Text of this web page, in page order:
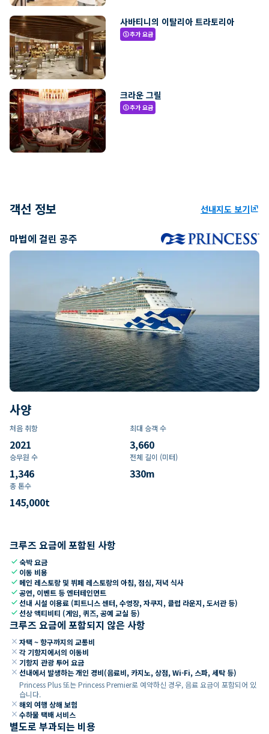
사바티니의 이탈리아 트라토리아
paid추가 요금
크라운 그릴
paid추가 요금
객선 정보 선내지도 보기ungroup
마법에 걸린 공주
사양
처음 취항
2021
최대 승객 수
3,660
승무원 수
1,346
전체 길이 (미터)
330m
총 톤수
145,000t
크루즈 요금에 포함된 사항
check숙박 요금
check 이동 비용
check 메인 레스토랑 및 뷔페 레스토랑의 아침, 점심, 저녁 식사
check공연, 이벤트 등 엔터테인먼트
check선내 시설 이용료 (피트니스 센터, 수영장, 자쿠지, 클럽 라운지, 도서관 등)
check선상 액티비티 (게임, 퀴즈, 공예 교실 등)
크루즈 요금에 포함되지 않은 사항
close 자택 ~ 항구까지의 교통비
close 각 기항지에서의 이동비
close 기항지 관광 투어 요금
close 선내에서 발생하는 개인 경비(음료비, 카지노, 상점, Wi-Fi, 스파, 세탁 등)
Princess Plus 또는 Princess Premier로 예약하신 경우, 음료 요금이 포함되어 있
습니다.
close 해외 여행 상해 보험
close 수하물 택배 서비스
별도로 부과되는 비용